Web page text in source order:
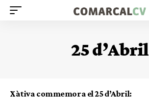
25 d’Abril
Xàtiva commemora el 25 d’Abril: